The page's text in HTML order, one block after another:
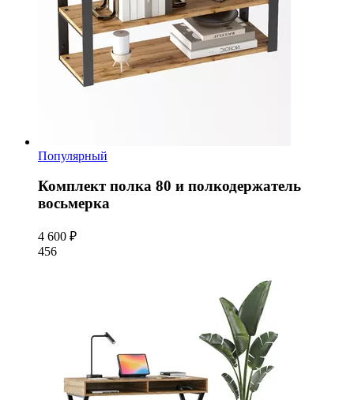
Популярный
Комплект полка 80 и полкодержатель
восьмерка
4 600 ₽
456